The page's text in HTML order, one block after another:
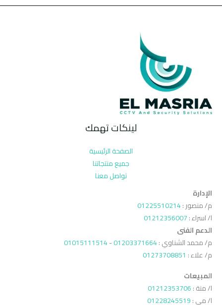
لينكات تهمك
الصفحة الرئيسية
جميع منتجاتنا
تواصل معنا
الإدارة
م/ منصور :01225510214
ا/ اسراء :01212356007
الدعم الفنى
م/ محمد الشناوي :01203371664
-
01015111514
م/ علاء : 01273708851
المبيعات
ا/ منة :01212353706
ا/ مي :01228245519